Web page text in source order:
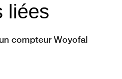
liées
compteur Woyofal